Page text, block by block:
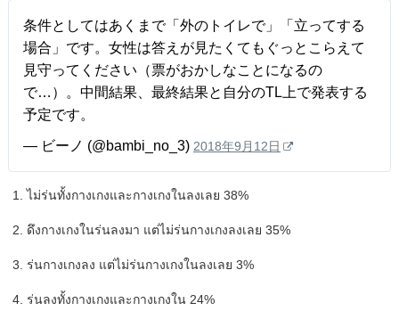
条件としてはあくまで「外のトイレで」「立ってする
場合」です。女性は答えが見たくてもぐっとこらえて
見守ってください（票がおかしなことになるの
で…）。中間結果、最終結果と自分のTL上で発表する
予定です。
— ビーノ (@bambi_no_3) 2018年9月12日
1. ไม่ร่นทั้งกางเกงและกางเกงในลงเลย 38%
2. ดึงกางเกงในร่นลงมา แต่ไม่ร่นกางเกงลงเลย 35%
3. ร่นกางเกงลง แต่ไม่ร่นกางเกงในลงเลย 3%
4. ร่นลงทั้งกางเกงและกางเกงใน 24%